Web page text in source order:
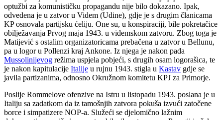
optužbi za komunističku propagandu nije bilo dokazano. Ipak,
odvedena je u zatvor u Videm (Udine), gdje je s drugim članicama
KP osnovala partijsku ćeliju. One su, u konspiraciji, bile pokretačice
obilježavanja Prvog maja 1943. u videmskom zatvoru. Zbog toga je
Matijević s ostalim organizatoricama prebačena u zatvor u Bellunu,
pa u logor u Pollenzi kraj Ankone. Iz njega je nakon pada
Mussolinijevog režima uspjela pobjeći, s drugih osam logorašica, te
je nakon kapitulacije Italije u rujnu 1943. stigla u Kastav gdje se
javila partizanima, odnosno Okružnom komitetu KPJ za Primorje.
Poslije Rommelove ofenzive na Istru u listopadu 1943. poslana je u
Italiju sa zadatkom da iz tamošnjih zatvora pokuša izvući zatočene
borce i simpatizere NOP-a. Služeći se djelomično lažnim